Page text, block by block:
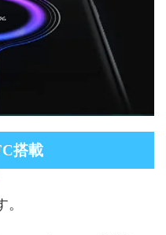
搭載